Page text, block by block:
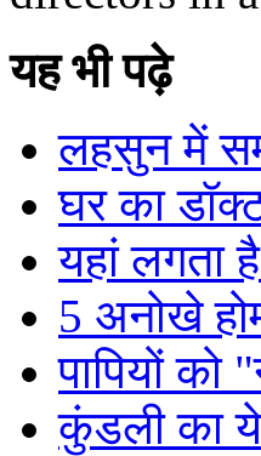
यह भी पढ़े
लहसुन में
घर का
यहां लगता
5 अनोखे
पापियों को
कुंडली का ये